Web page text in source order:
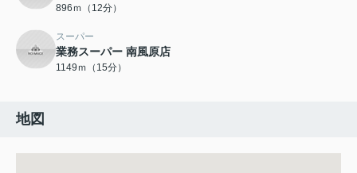
896ｍ（12分）
スーパー
業務スーパー 南風原店
1149ｍ（15分）
地図